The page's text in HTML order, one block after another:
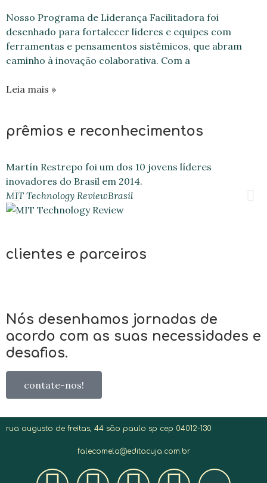
Nosso Programa de Liderança Facilitadora foi
desenhado para fortalecer líderes e equipes com
ferramentas e pensamentos sistêmicos, que abram
caminho à inovação colaborativa. Com a
Leia mais »
prêmios e reconhecimentos
Martín Restrepo foi um dos 10 jovens líderes
inovadores do Brasil em 2014.
MIT Technology ReviewBrasil
clientes e parceiros
Nós desenhamos jornadas de
acordo com as suas necessidades e
desafios.
contate-nos!
rua augusto de freitas, 44 são paulo sp cep 04012-130
falecomela@editacuja.com.br